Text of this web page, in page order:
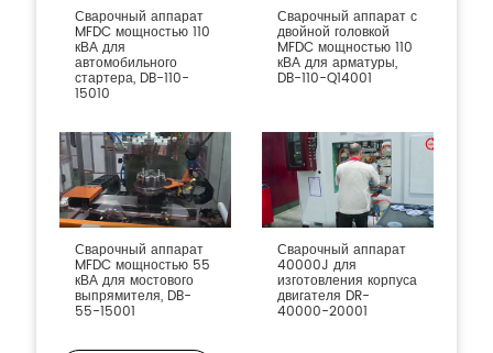
Сварочный аппарат
MFDC мощностью 110
кВА для
автомобильного
стартера, DB-110-
15010
Сварочный аппарат с
двойной головкой
MFDC мощностью 110
кВА для арматуры,
DB-110-Q14001
Сварочный аппарат
MFDC мощностью 55
кВА для мостового
выпрямителя, DB-
55-15001
Сварочный аппарат
40000J для
изготовления корпуса
двигателя DR-
40000-20001